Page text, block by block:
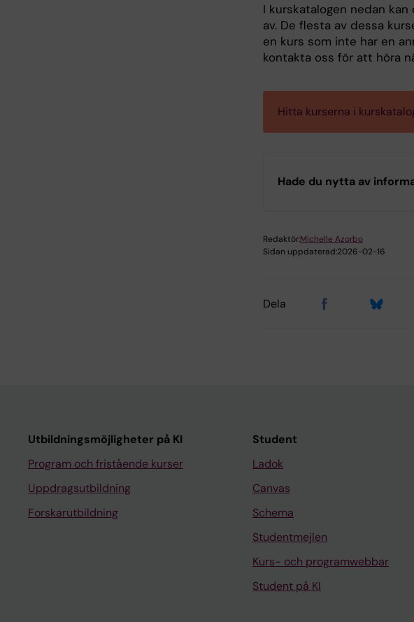
I kurskatalogen nedan
av. De flesta av dessa
en kurs som inte har en
kontakta oss för att höra
Hitta kurserna i
Hade du nytta av
Redaktör:Michelle Azorbo
Sidan uppdaterad:2026-02-16
Dela
Utbildningsmöjligheter på KI
Program och fristående kurser
Uppdragsutbildning
Forskarutbildning
Student
Ladok
Canvas
Schema
Studentmejlen
Kurs- och programwebbar
Student på KI